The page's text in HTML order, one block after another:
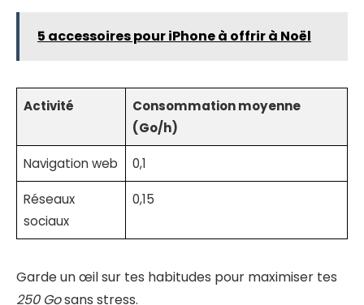
5 accessoires pour iPhone à offrir à Noël
Activité
Consommation moyenne
(Go/h)
Navigation web 0,1
Réseaux
sociaux
0,15
Garde un œil sur tes habitudes pour maximiser tes
250 Gosans stress.